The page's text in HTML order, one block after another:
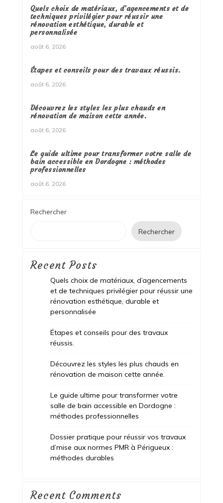
Quels choix de matériaux, d’agencements et de
techniques privilégier pour réussir une
rénovation esthétique, durable et
personnalisée
août 6, 2026
Étapes et conseils pour des travaux réussis.
août 6, 2026
Découvrez les styles les plus chauds en
rénovation de maison cette année.
août 6, 2026
Le guide ultime pour transformer votre salle de
bain accessible en Dordogne : méthodes
professionnelles
août 6, 2026
Rechercher
Rechercher
Recent Posts
Quels choix de matériaux, d’agencements
et de techniques privilégier pour réussir une
rénovation esthétique, durable et
personnalisée
Étapes et conseils pour des travaux
réussis.
Découvrez les styles les plus chauds en
rénovation de maison cette année.
Le guide ultime pour transformer votre
salle de bain accessible en Dordogne :
méthodes professionnelles
Dossier pratique pour réussir vos travaux
d’mise aux normes PMR à Périgueux :
méthodes durables
Recent Comments